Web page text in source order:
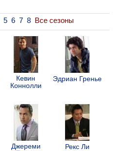
5 6 7 8 Все сезоны
Кевин
Коннолли
Эдриан Гренье
Джереми
Рекс Ли